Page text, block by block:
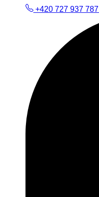
+420 727 937 787